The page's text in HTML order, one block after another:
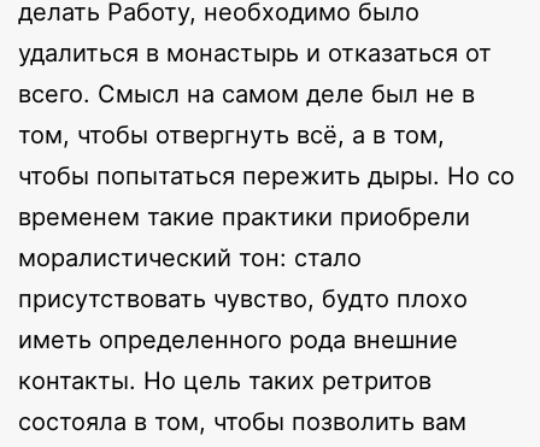
делать Работу, необходимо было
удалиться в монастырь и отказаться от
всего. Смысл на самом деле был не в
том, чтобы отвергнуть всё, а в том,
чтобы попытаться пережить дыры. Но со
временем такие практики приобрели
моралистический тон: стало
присутствовать чувство, будто плохо
иметь определенного рода внешние
контакты. Но цель таких ретритов
состояла в том, чтобы позволить вам